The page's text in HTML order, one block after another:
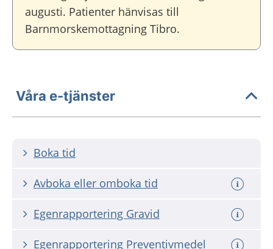
augusti. Patienter hänvisas till
Barnmorskemottagning Tibro.
Våra e-tjänster
Boka tid
Avboka eller omboka tid
Egenrapportering Gravid
Egenrapportering Preventivmedel